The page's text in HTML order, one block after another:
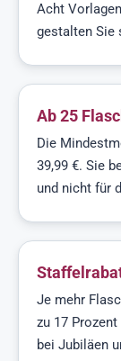
Acht
gestalten Sie
Ab 25
Die
39,99 €. Sie
und nicht für
Je mehr
zu 17
bei Jubiläen